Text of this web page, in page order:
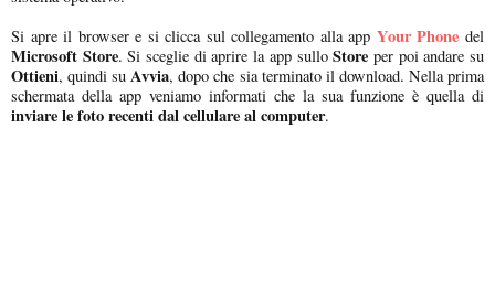
Si apre il browser e si clicca sul collegamento alla app Your Phone del
Microsoft Store. Si sceglie di aprire la app sulloStore per poi andare su
Ottieni, quindi su Avvia, dopo che sia terminato il download. Nella prima
schermata della app veniamo informati che la sua funzione è quella di
inviare le foto recenti dal cellulare al computer.